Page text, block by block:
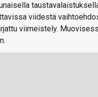
viidestä
viimeistely.